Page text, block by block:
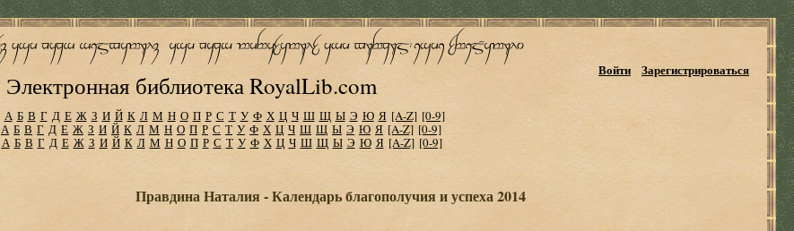
Электронная библиотека RoyalLib.com
Войти Зарегистрироваться
А Б В Г Д Е Ж З И Й К Л М Н О П Р С Т У Ф Х Ц Ч Ш Щ Ы Э Ю Я [A-Z] [0-9]
А Б В Г Д Е Ж З И Й К Л М Н О П Р С Т У Ф Х Ц Ч Ш Щ Ы Э Ю Я [A-Z] [0-9]
А Б В Г Д Е Ж З И Й К Л М Н О П Р С Т У Ф Х Ц Ч Ш Щ Ы Э Ю Я [A-Z] [0-9]
Правдина Наталия - Календарь благополучия и успеха 2014